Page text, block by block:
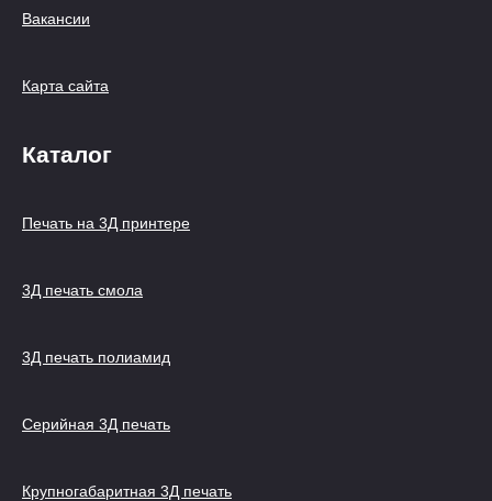
Вакансии
Карта сайта
Каталог
Печать на 3Д принтере
3Д печать смола
3Д печать полиамид
Серийная 3Д печать
Крупногабаритная 3Д печать